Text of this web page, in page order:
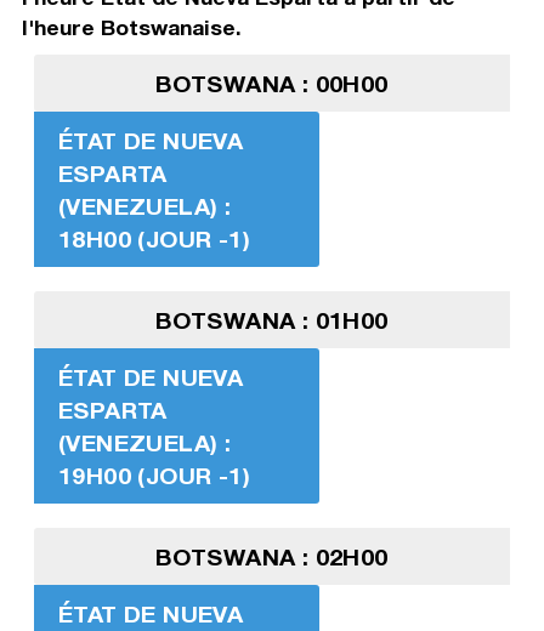
l'heure Botswanaise.
BOTSWANA : 00H00
ÉTAT DE NUEVA
ESPARTA
(VENEZUELA) :
18H00 (JOUR -1)
BOTSWANA : 01H00
ÉTAT DE NUEVA
ESPARTA
(VENEZUELA) :
19H00 (JOUR -1)
BOTSWANA : 02H00
ÉTAT DE NUEVA